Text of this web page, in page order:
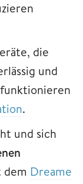
die
und
.
und sich
Dreame